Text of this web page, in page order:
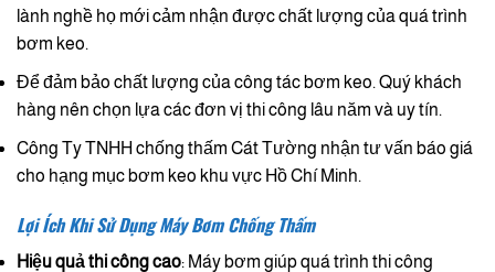
lành nghề họ mới cảm nhận được chất lượng của quá trình
bơm keo.
Để đảm bảo chất lượng của công tác bơm keo. Quý khách
hàng nên chọn lựa các đơn vị thi công lâu năm và uy tín.
Công Ty TNHH chống thấm Cát Tường nhận tư vấn báo giá
cho hạng mục bơm keo khu vực Hồ Chí Minh.
Lợi Ích Khi Sử Dụng Máy Bơm Chống Thấm
Hiệu quả thi công cao: Máy bơm giúp quá trình thi công